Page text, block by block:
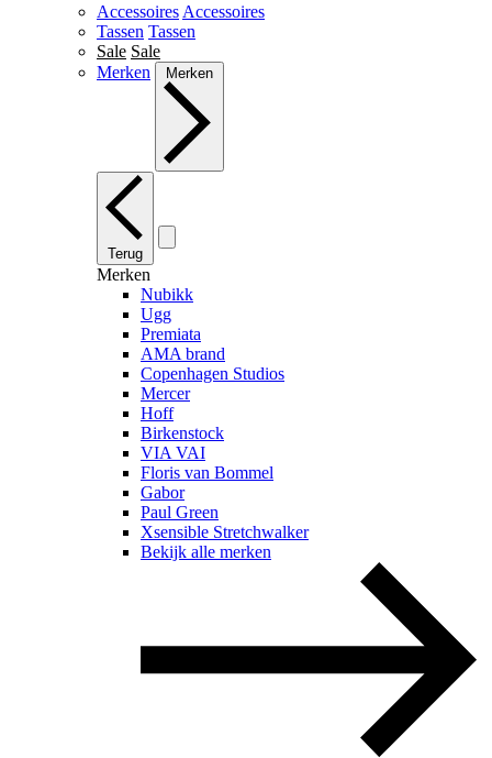
Accessoires Accessoires
Tassen Tassen
Sale Sale
Merken
Merken
Terug
Merken
Nubikk
Ugg
Premiata
AMA brand
Copenhagen Studios
Mercer
Hoff
Birkenstock
VIA VAI
Floris van Bommel
Gabor
Paul Green
Xsensible Stretchwalker
Bekijk alle merken